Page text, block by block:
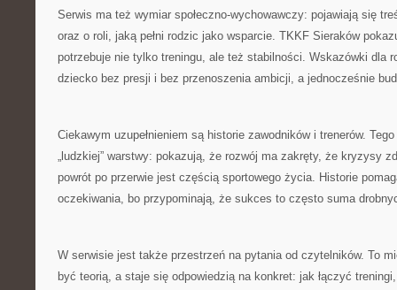
Serwis ma też wymiar społeczno-wychowawczy: pojawiają się
oraz o roli, jaką pełni rodzic jako wsparcie. TKKF Sieraków
potrzebuje nie tylko treningu, ale też stabilności. Wskazówki dla
dziecko bez presji i bez przenoszenia ambicji, a jednocześnie
Ciekawym uzupełnieniem są historie zawodników i trenerów.
„ludzkiej” warstwy: pokazują, że rozwój ma zakręty, że kryzysy
powrót po przerwie jest częścią sportowego życia. Historie
oczekiwania, bo przypominają, że sukces to często suma
W serwisie jest także przestrzeń na pytania od czytelników. To
być teorią, a staje się odpowiedzią na konkret: jak łączyć